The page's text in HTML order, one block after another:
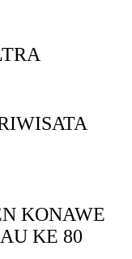
KONAWE
KE 80